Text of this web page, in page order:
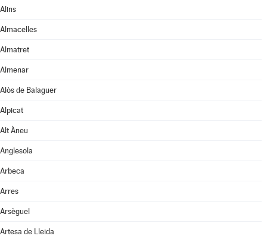
Alins
Almacelles
Almatret
Almenar
Alòs de Balaguer
Alpicat
Alt Àneu
Anglesola
Arbeca
Arres
Arsèguel
Artesa de Lleida